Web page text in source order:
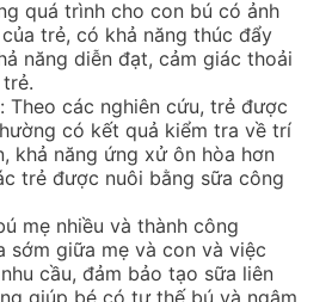
quá trình cho con bú có ảnh
trẻ, có khả năng thúc đẩy
năng diễn đạt, cảm giác thoải
Theo các nghiên cứu, trẻ được
có kết quả kiểm tra về trí
khả năng ứng xử ôn hòa hơn
trẻ được nuôi bằng sữa công
mẹ nhiều và thành công
sớm giữa mẹ và con và việc
cầu, đảm bảo tạo sữa liên
giúp bé có tư thế bú và ngậm